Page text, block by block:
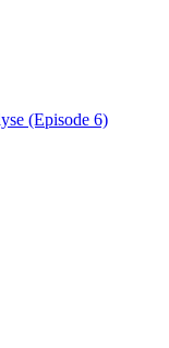
(Episode 6)